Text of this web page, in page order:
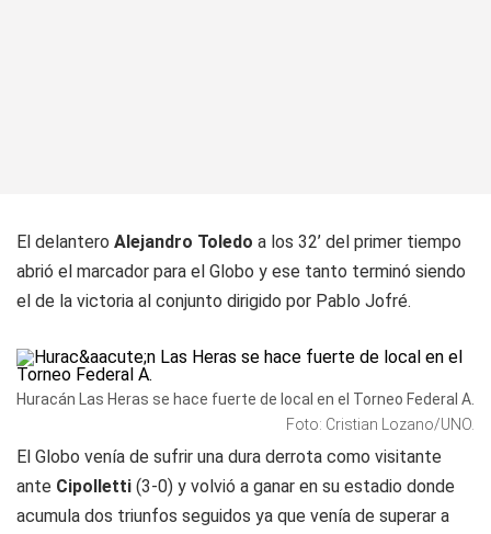
El delantero Alejandro Toledo a los 32’ del primer tiempo
abrió el marcador para el Globo y ese tanto terminó siendo
el de la victoria al conjunto dirigido por Pablo Jofré.
Huracán Las Heras se hace fuerte de local en el Torneo Federal A.
Foto: Cristian Lozano/UNO.
El Globo venía de sufrir una dura derrota como visitante
ante Cipolletti (3-0) y volvió a ganar en su estadio donde
acumula dos triunfos seguidos ya que venía de superar a